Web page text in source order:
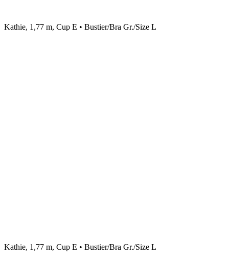
Kathie, 1,77 m, Cup E • Bustier/Bra Gr./Size L
Kathie, 1,77 m, Cup E • Bustier/Bra Gr./Size L